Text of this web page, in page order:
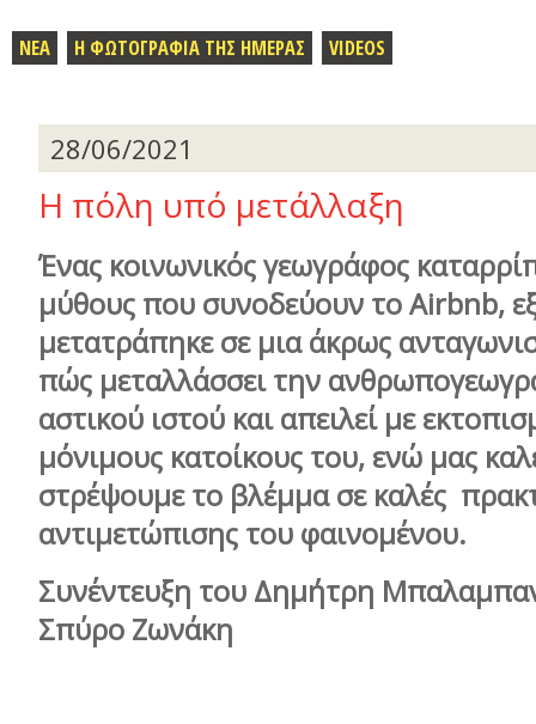
ΝΕΑ Η ΦΩΤΟΓΡΑΦΙΑ ΤΗΣ ΗΜΕΡΑΣ VIDEOS
28/06/2021
Η πόλη υπό μετάλλαξη
Ένας κοινωνικός γεωγράφος
μύθους που συνοδεύουν το Airbnb,
μετατράπηκε σε μια άκρως
πώς μεταλλάσσει την
αστικού ιστού και απειλεί με
μόνιμους κατοίκους του, ενώ μας
στρέψουμε το βλέμμα σε καλές
αντιμετώπισης του φαινομένου.
Συνέντευξη του Δημήτρη
Σπύρο Ζωνάκη